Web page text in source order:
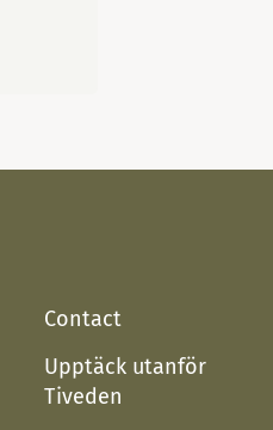
Contact
Upptäck utanför
Tiveden